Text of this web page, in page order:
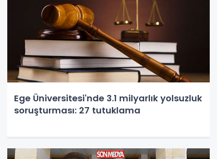
Ege Üniversitesi'nde 3.1 milyarlık yolsuzluk
soruşturması: 27 tutuklama